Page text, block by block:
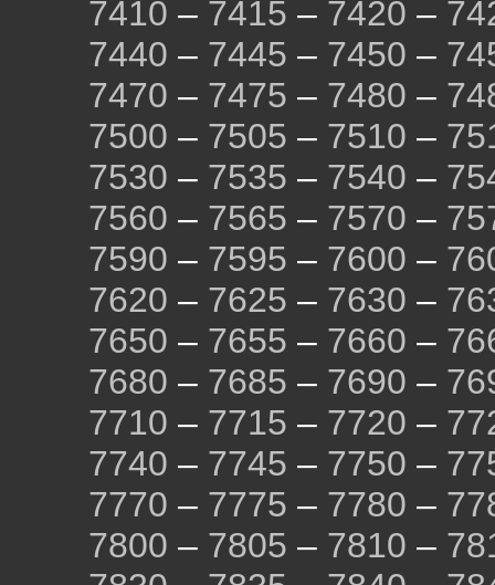
7410 – 7415 – 7420 –
7440 – 7445 – 7450 –
7470 – 7475 – 7480 –
7500 – 7505 – 7510 –
7530 – 7535 – 7540 –
7560 – 7565 – 7570 –
7590 – 7595 – 7600 –
7620 – 7625 – 7630 –
7650 – 7655 – 7660 –
7680 – 7685 – 7690 –
7710 – 7715 – 7720 –
7740 – 7745 – 7750 –
7770 – 7775 – 7780 –
7800 – 7805 – 7810 –